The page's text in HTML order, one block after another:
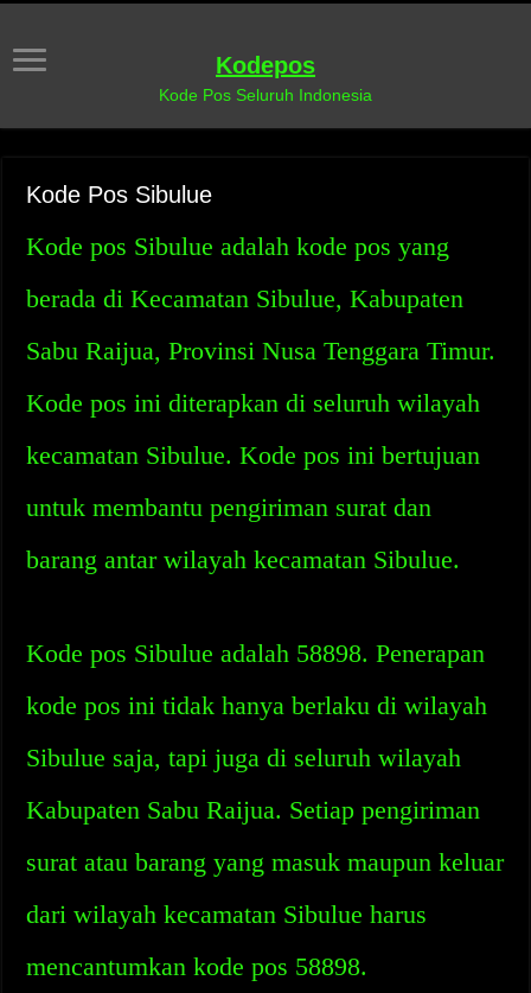
Kodepos
Kode Pos Seluruh Indonesia
Kode Pos Sibulue
Kode pos Sibulue adalah kode pos yang
berada di Kecamatan Sibulue, Kabupaten
Sabu Raijua, Provinsi Nusa Tenggara Timur.
Kode pos ini diterapkan di seluruh wilayah
kecamatan Sibulue. Kode pos ini bertujuan
untuk membantu pengiriman surat dan
barang antar wilayah kecamatan Sibulue.
Kode pos Sibulue adalah 58898. Penerapan
kode pos ini tidak hanya berlaku di wilayah
Sibulue saja, tapi juga di seluruh wilayah
Kabupaten Sabu Raijua. Setiap pengiriman
surat atau barang yang masuk maupun keluar
dari wilayah kecamatan Sibulue harus
mencantumkan kode pos 58898.